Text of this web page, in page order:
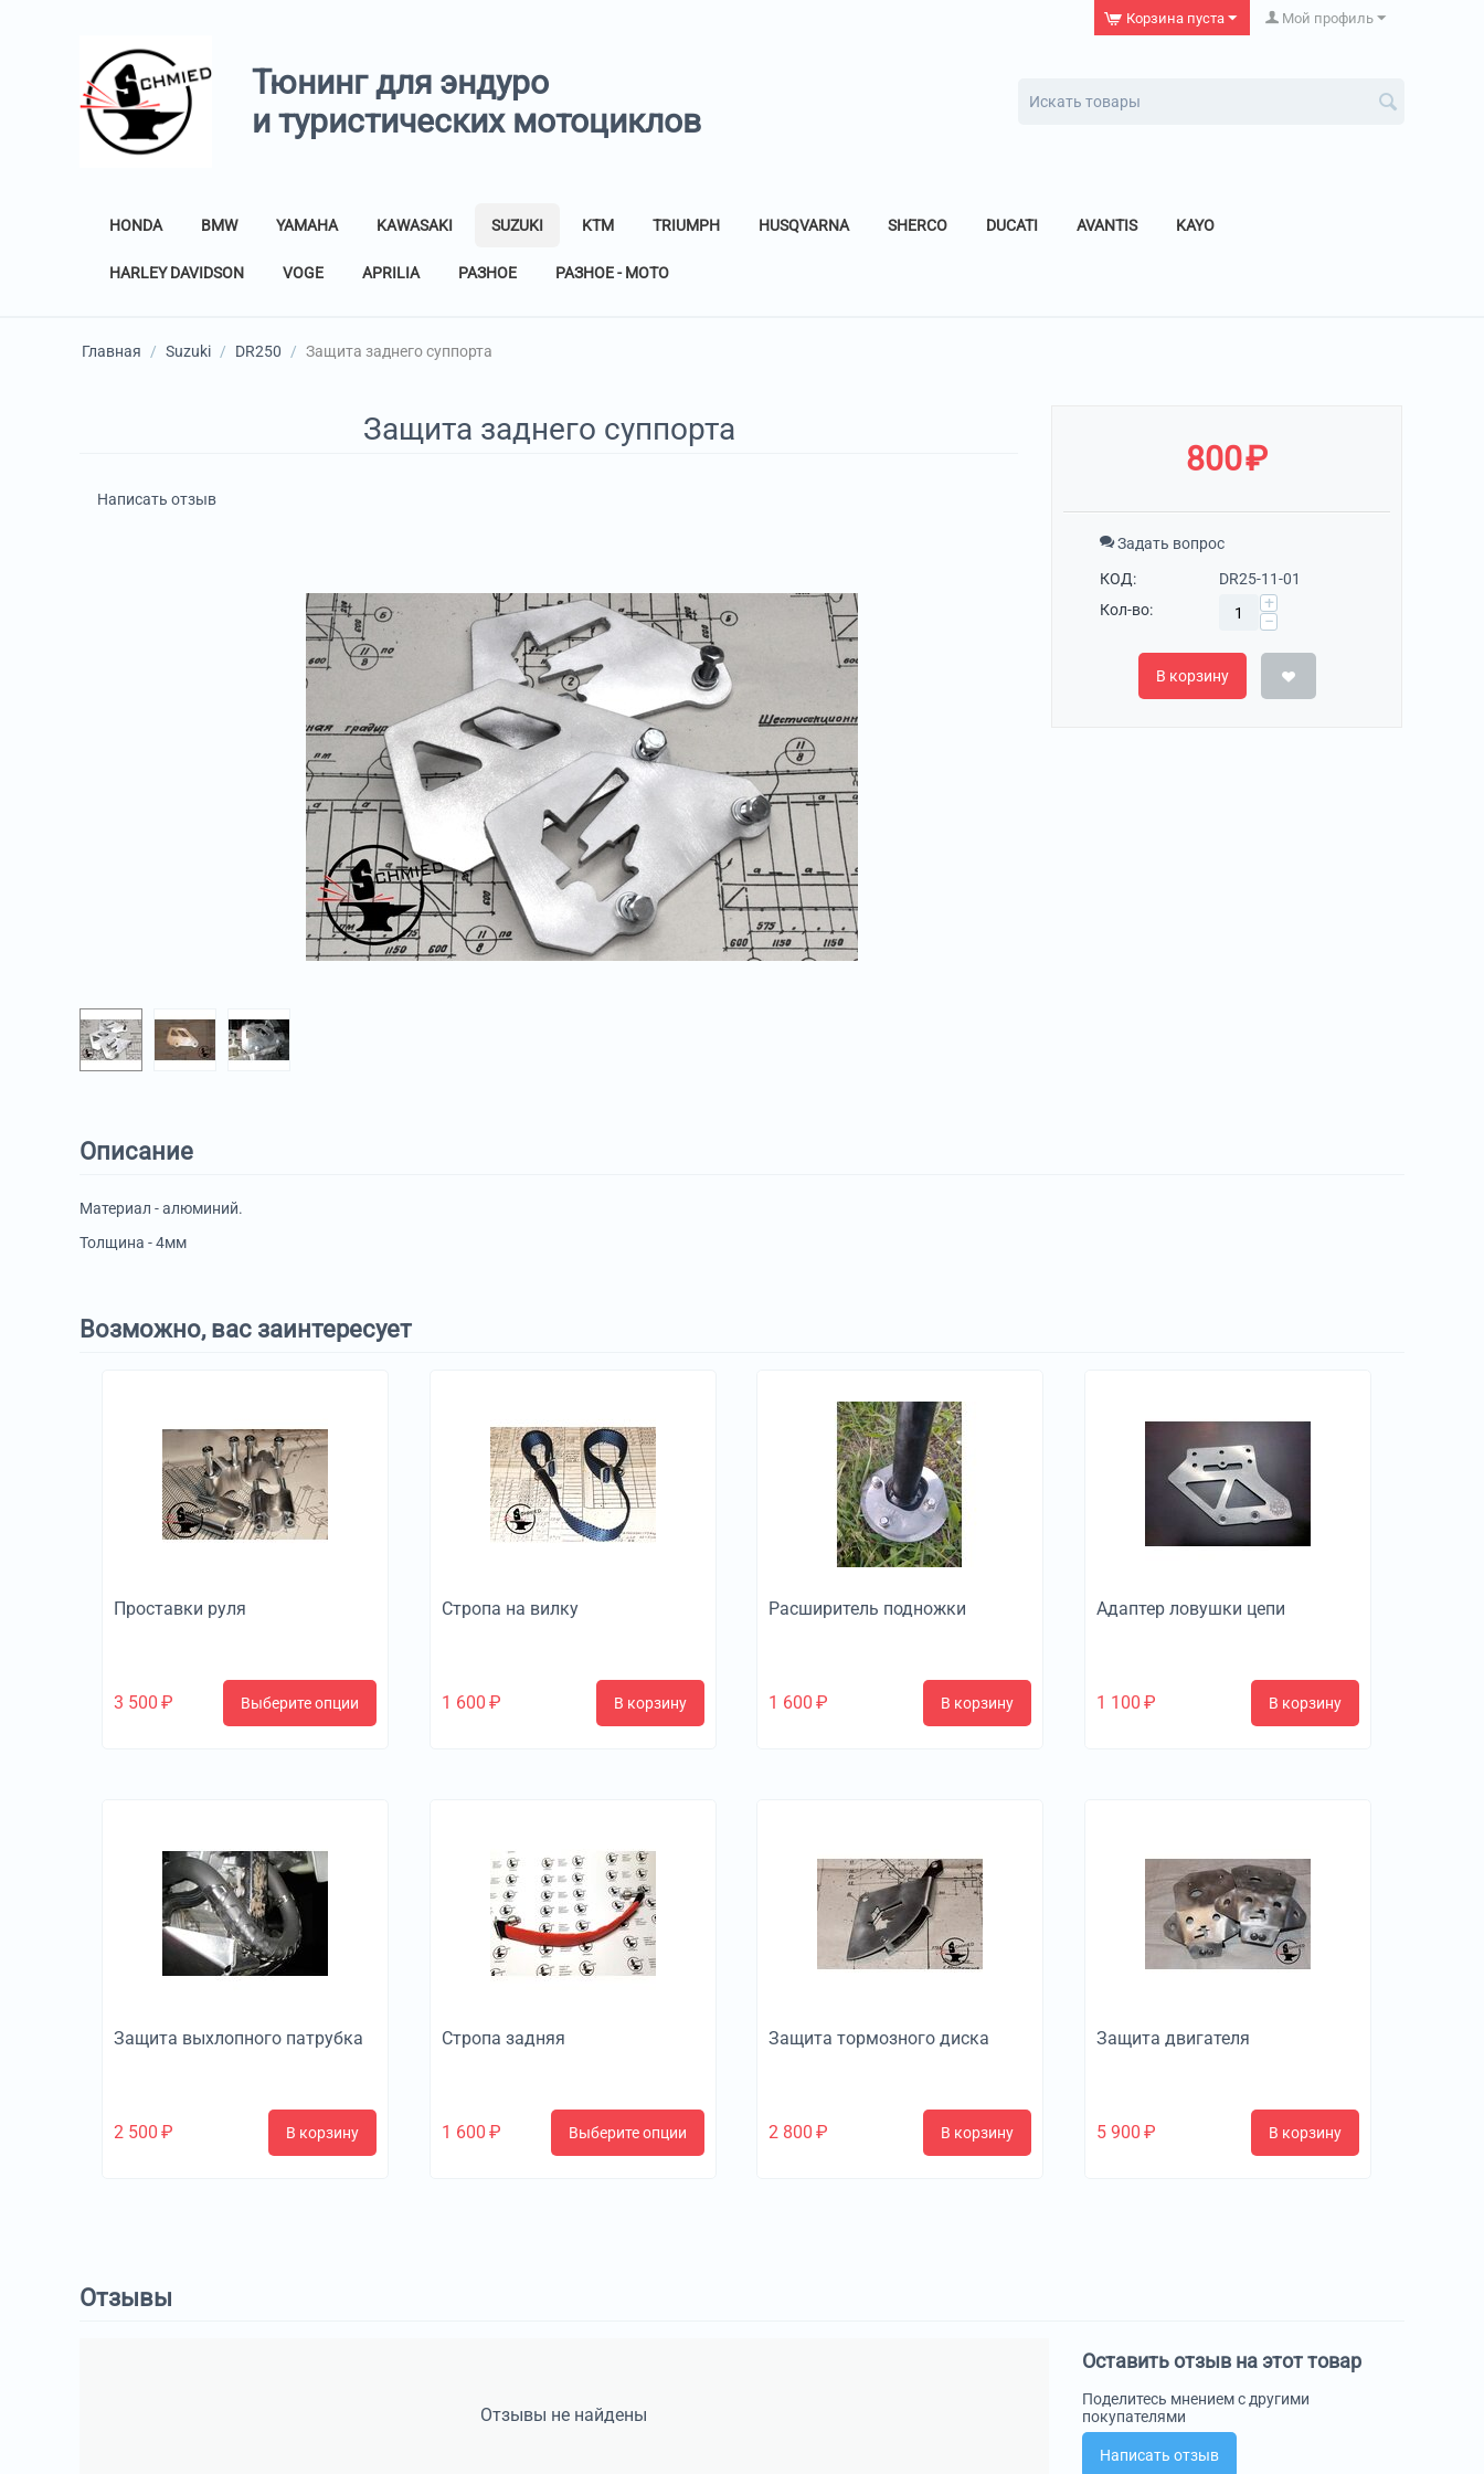
Мой профиль
Корзина пуста
Тюнинг для эндуро
и туристических мотоциклов
HONDA BMW YAMAHA KAWASAKI SUZUKI KTM TRIUMPH HUSQVARNA SHERCO DUCATI AVANTIS KAYO
HARLEY DAVIDSON VOGE APRILIA РАЗНОЕ РАЗНОЕ - МОТО
Главная / Suzuki / DR250 / Защита заднего суппорта
Защита заднего суппорта
Написать отзыв
800₽
Задать вопрос
КОД:
DR25-11-01
Кол-во:
+
−
В корзину
Описание
Материал - алюминий.
Толщина - 4мм
Возможно, вас заинтересует
Проставки руля
3 500 ₽ Выберите опции
Стропа на вилку
1 600 ₽ В корзину
Расширитель подножки
1 600 ₽ В корзину
Адаптер ловушки цепи
1 100 ₽ В корзину
Защита выхлопного патрубка
2 500 ₽ В корзину
Стропа задняя
1 600 ₽ Выберите опции
Защита тормозного диска
2 800 ₽ В корзину
Защита двигателя
5 900 ₽ В корзину
Отзывы
Отзывы не найдены
Оставить отзыв на этот товар
Поделитесь мнением с другими
покупателями
Написать отзыв